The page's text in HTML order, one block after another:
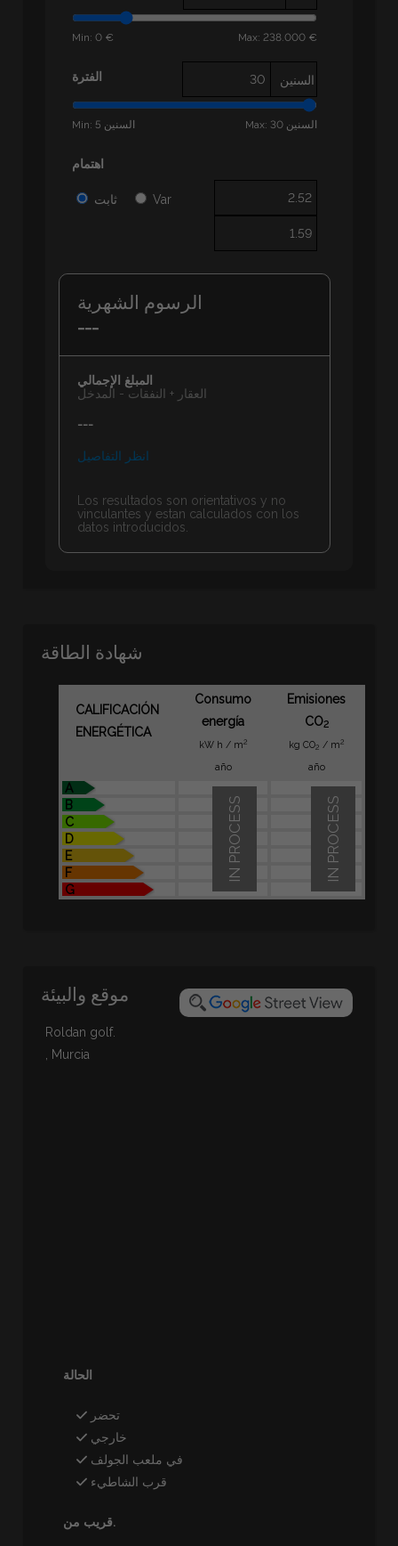
Min: 0 € Max: 238.000 €
الفترة السنين
Min: 5 السنين Max: 30 السنين
اهتمام
ثابت Var
الرسوم الشهرية
---
المبلغ الإجمالي
العقار + النفقات - المدخل
---
انظر التفاصيل
Los resultados son orientativos y no
vinculantes y estan calculados con los
datos introducidos.
شهادة الطاقة
CALIFICACIÓN
ENERGÉTICA
Consumo
energía
kW h / m2
año
Emisiones
CO2
kg CO2 / m2
año
A
B
C
D
E
F
G
IN PROCESS
IN PROCESS
موقع والبيئة
Roldan golf.
, Murcia
الحالة
تحضر
خارجي
في ملعب الجولف
قرب الشاطيء
قريب من.